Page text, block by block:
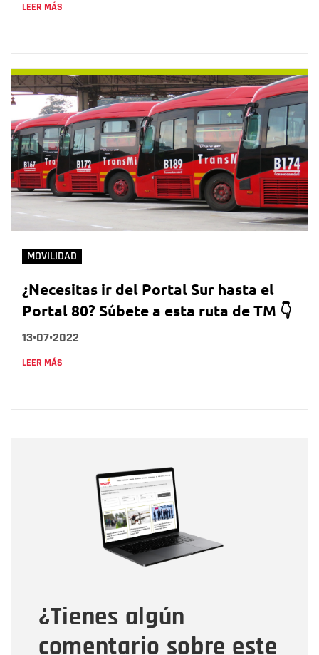
LEER MÁS
MOVILIDAD
¿Necesitas ir del Portal Sur hasta el
Portal 80? Súbete a esta ruta de TM 👇
13•07•2022
LEER MÁS
¿Tienes algún
comentario sobre este
Correo electrónico
Tipo de comentario
Mensaje